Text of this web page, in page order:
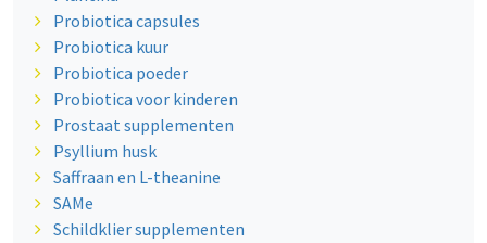
Probiotica capsules
Probiotica kuur
Probiotica poeder
Probiotica voor kinderen
Prostaat supplementen
Psyllium husk
Saffraan en L-theanine
SAMe
Schildklier supplementen